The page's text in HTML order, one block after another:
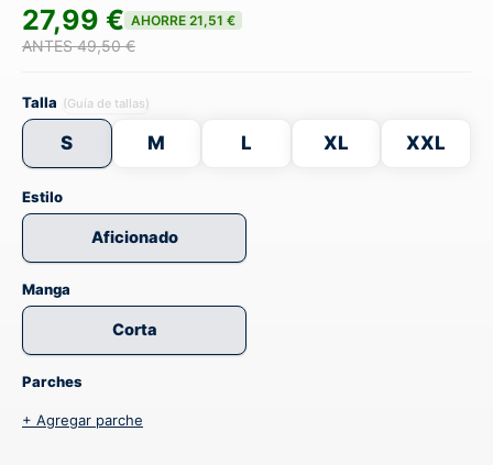
27,99 € AHORRE 21,51 €
ANTES 49,50 €
Talla (Guía de tallas)
S M L XL XXL
Estilo
Aficionado
Manga
Corta
Parches
+ Agregar parche